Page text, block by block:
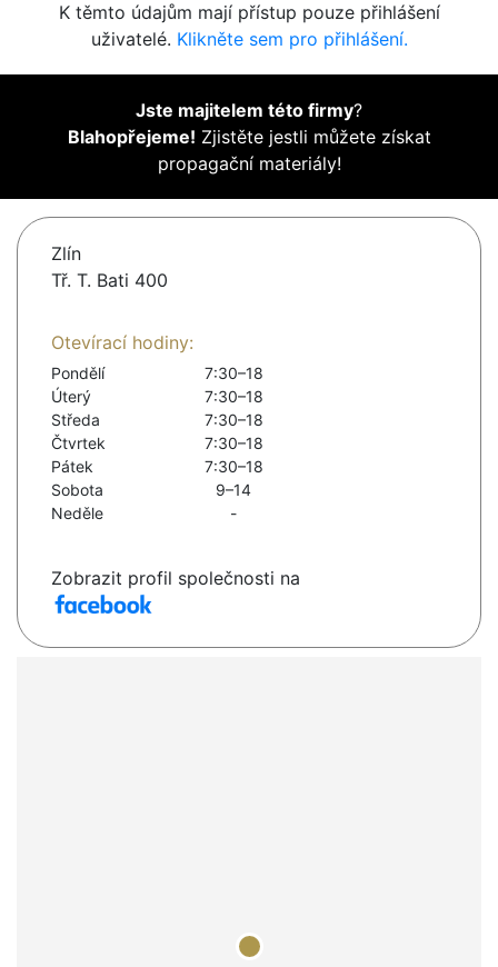
K těmto údajům mají přístup pouze přihlášení
uživatelé. Klikněte sem pro přihlášení.
Jste majitelem této firmy?
Blahopřejeme! Zjistěte jestli můžete získat
propagační materiály!
Zlín
Tř. T. Bati 400
Otevírací hodiny:
Pondělí
7:30–18
Úterý
7:30–18
Středa
7:30–18
Čtvrtek
7:30–18
Pátek
7:30–18
Sobota
9–14
Neděle
-
Zobrazit profil společnosti na